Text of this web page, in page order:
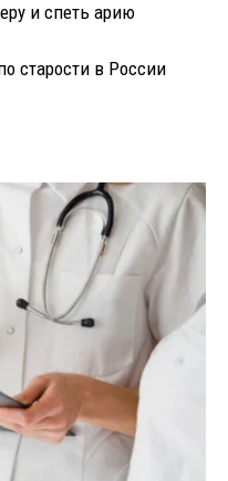
и спеть арию
старости в России